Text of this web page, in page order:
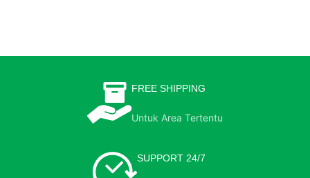
FREE SHIPPING
Untuk Area Tertentu
SUPPORT 24/7